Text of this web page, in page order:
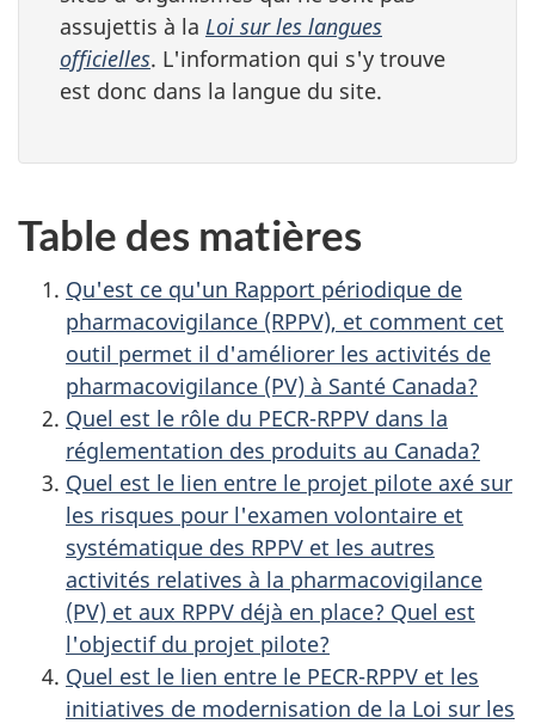
assujettis à la Loi sur les langues
officielles. L'information qui s'y trouve
est donc dans la langue du site.
Table des matières
Qu'est ce qu'un Rapport périodique de
pharmacovigilance (RPPV), et comment cet
outil permet il d'améliorer les activités de
pharmacovigilance (PV) à Santé Canada?
Quel est le rôle du PECR-RPPV dans la
réglementation des produits au Canada?
Quel est le lien entre le projet pilote axé sur
les risques pour l'examen volontaire et
systématique des RPPV et les autres
activités relatives à la pharmacovigilance
(PV) et aux RPPV déjà en place? Quel est
l'objectif du projet pilote?
Quel est le lien entre le PECR-RPPV et les
initiatives de modernisation de la Loi sur les